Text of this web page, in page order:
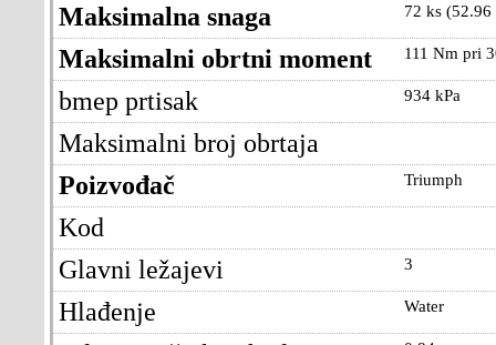
72 ks
Maksimalna snaga
111 Nm pri
Maksimalni obrtni moment
934 kPa
bmep prtisak
Maksimalni broj obrtaja
Triumph
Poizvođač
Kod
3
Glavni ležajevi
Water
Hlađenje